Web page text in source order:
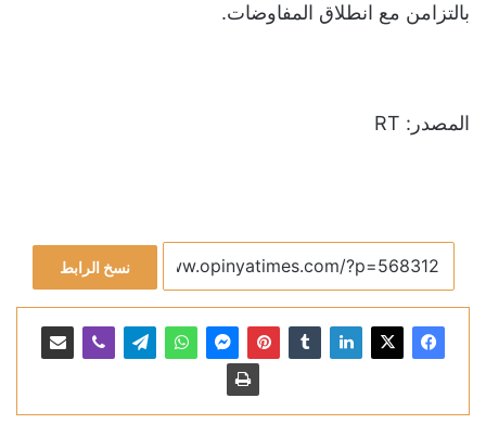
بالتزامن مع انطلاق المفاوضات.
المصدر: RT
نسخ الرابط